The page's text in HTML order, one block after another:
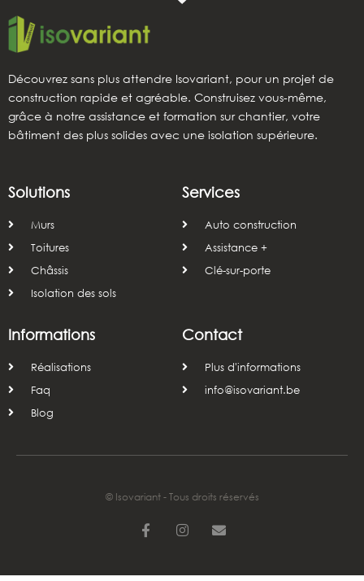
Découvrez sans plus attendre Isovariant, pour un projet de
construction rapide et agréable. Construisez vous-même,
grâce à notre assistance et formation sur chantier, votre
bâtiment des plus solides avec une isolation supérieure.
Solutions
Murs
Toitures
Châssis
Isolation des sols
Services
Auto construction
Assistance +
Clé-sur-porte
Informations
Réalisations
Faq
Blog
Contact
Plus d'informations
info@isovariant.be
© Isovariant - Tous droits réservés